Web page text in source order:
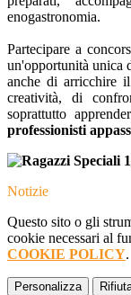
enogastronomia.
Partecipare a
un'opportunità unica
anche di arricchire
creatività, di
soprattutto
professionisti
Notizie
Questo sito o gli
cookie necessari al
COOKIE POLICY.
Personalizza